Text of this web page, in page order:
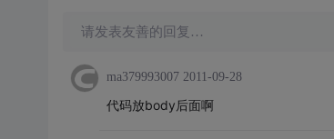
请发表友善的回复…
ma379993007 2011-09-28
代码放body后面啊